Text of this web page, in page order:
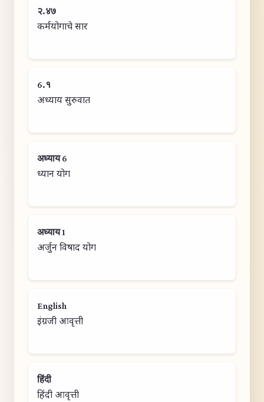
२.४७
कर्मयोगाचे सार
6.१
अध्याय सुरुवात
अध्याय 6
ध्यान योग
अध्याय 1
अर्जुन विषाद योग
English
इंग्रजी आवृत्ती
हिंदी
हिंदी आवृत्ती